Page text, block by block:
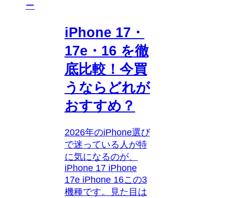
ー
iPhone 17・
17e・16 を徹
底比較！今買
うならどれが
おすすめ？
2026年のiPhone選び
で迷っている人が特
に気になるのが、
iPhone 17 iPhone
17e iPhone 16この3
機種です。見た目は